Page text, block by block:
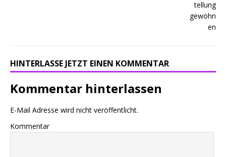
HINTERLASSE JETZT EINEN KOMMENTAR
Kommentar hinterlassen
E-Mail Adresse wird nicht veröffentlicht.
Kommentar